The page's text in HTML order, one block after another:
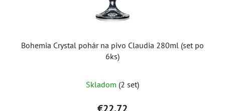
Bohemia Crystal pohár na pivo Claudia 280ml (set po
6ks)
Skladom (2 set)